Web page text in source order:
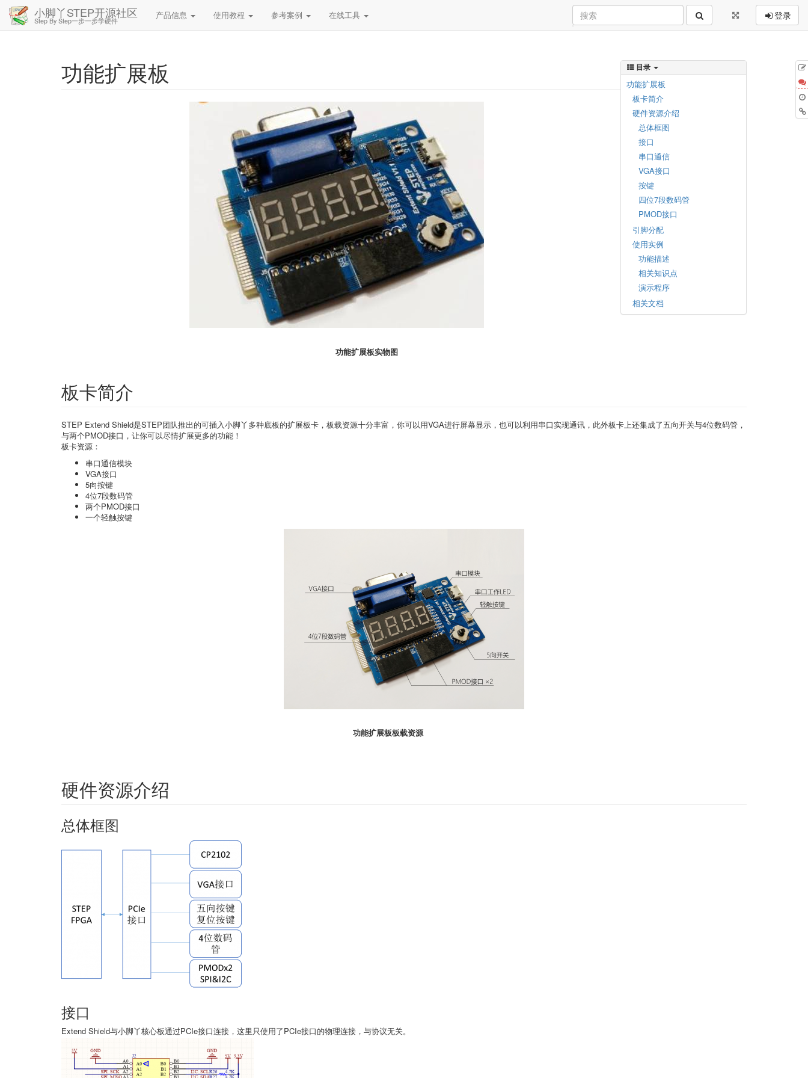
小脚丫STEP开源社区
Step By Step一步一步学硬件
产品信息 使用教程 参考案例 在线工具 登录
目录
功能扩展板
板卡简介
硬件资源介绍
总体框图
接口
串口通信
VGA接口
按键
四位7段数码管
PMOD接口
引脚分配
使用实例
功能描述
相关知识点
演示程序
相关文档
功能扩展板
功能扩展板实物图
板卡简介
STEP Extend Shield是STEP团队推出的可插入小脚丫多种底板的扩展板卡，板载资源十分丰富，你可以用VGA进行屏幕显示，也可以利用串口实现通讯，此外板卡上还集成了五向开关与4位数码管，
与两个PMOD接口，让你可以尽情扩展更多的功能！
板卡资源：
串口通信模块
VGA接口
5向按键
4位7段数码管
两个PMOD接口
一个轻触按键
功能扩展板板载资源
硬件资源介绍
总体框图
接口
Extend Shield与小脚丫核心板通过PCIe接口连接，这里只使用了PCIe接口的物理连接，与协议无关。